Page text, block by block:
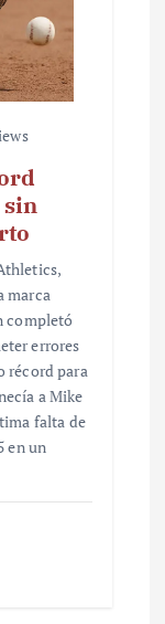
sin
marca
completó
errores
récord para
a Mike
falta de
en un